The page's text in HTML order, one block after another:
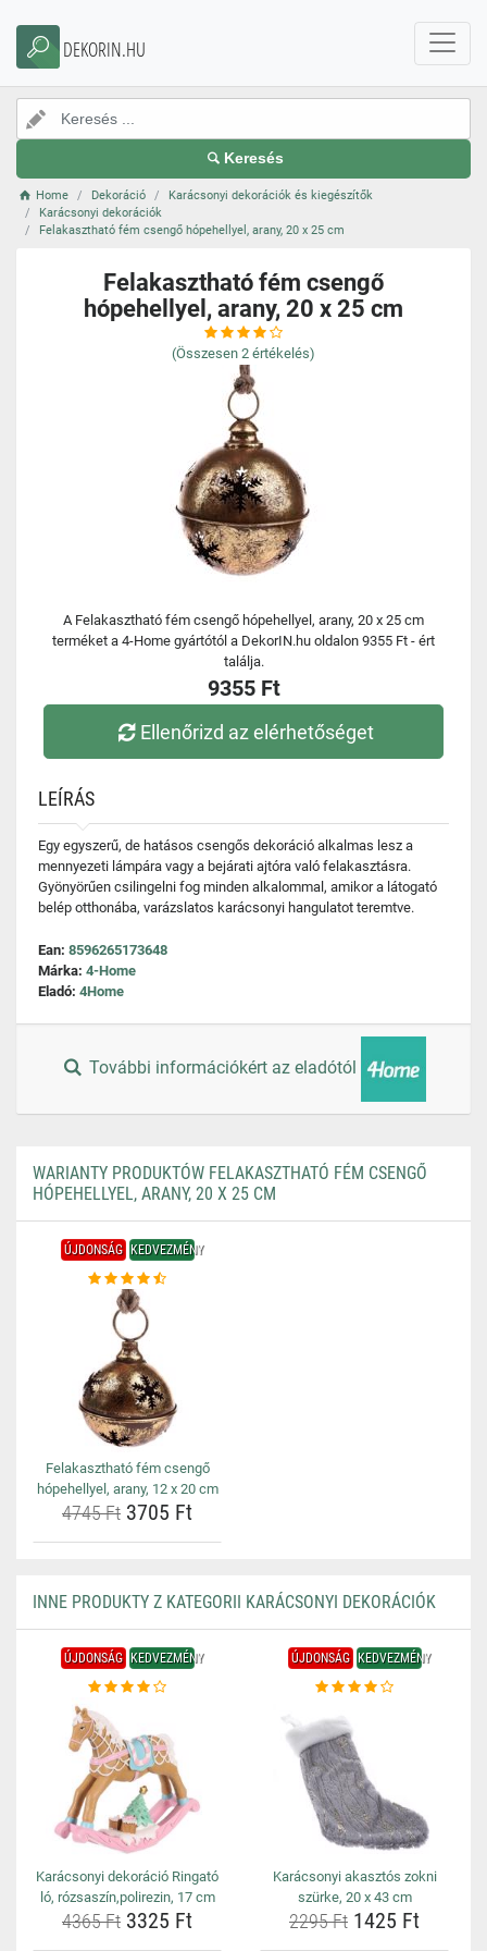
DEKORIN.HU
Keresés
Home Dekoráció
Karácsonyi dekorációk és kiegészítők
Karácsonyi dekorációk
Felakasztható fém csengő hópehellyel, arany, 20 x 25 cm
Felakasztható fém csengő
hópehellyel, arany, 20 x 25 cm
(Összesen 2 értékelés)
A Felakasztható fém csengő hópehellyel, arany, 20 x 25 cm
terméket a 4-Home gyártótól a DekorIN.hu oldalon 9355 Ft - ért
találja.
9355 Ft
Ellenőrizd az elérhetőséget
LEÍRÁS
Egy egyszerű, de hatásos csengős dekoráció alkalmas lesz a
mennyezeti lámpára vagy a bejárati ajtóra való felakasztásra.
Gyönyörűen csilingelni fog minden alkalommal, amikor a látogató
belép otthonába, varázslatos karácsonyi hangulatot teremtve.
Ean: 8596265173648
Márka: 4-Home
Eladó: 4Home
További információkért az eladótól
WARIANTY PRODUKTÓW FELAKASZTHATÓ FÉM CSENGŐ
HÓPEHELLYEL, ARANY, 20 X 25 CM
ÚJDONSÁG KEDVEZMÉNY
Felakasztható fém csengő
hópehellyel, arany, 12 x 20 cm
4745 Ft 3705 Ft
INNE PRODUKTY Z KATEGORII KARÁCSONYI DEKORÁCIÓK
ÚJDONSÁG KEDVEZMÉNY
Karácsonyi dekoráció Ringató
ló, rózsaszín,polirezin, 17 cm
4365 Ft 3325 Ft
ÚJDONSÁG KEDVEZMÉNY
Karácsonyi akasztós zokni
szürke, 20 x 43 cm
2295 Ft 1425 Ft